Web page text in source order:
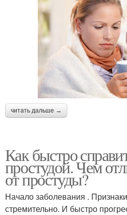
читать дальше →
Как быстро
простудой. Чем
от простуды?
Начало заболевания .
стремительно. И быстро